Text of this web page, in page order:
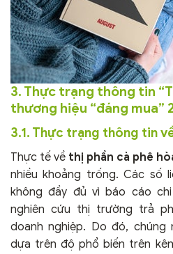
3. Thực trạng thông tin
thương hiệu “đáng mua”
3.1. Thực trạng thông tin
Thực tế về thị phần cà phê
nhiều khoảng trống. Các số
không đầy đủ vì báo cáo
nghiên cứu thị trường trả
doanh nghiệp. Do đó, chúng
dựa trên độ phổ biến trên